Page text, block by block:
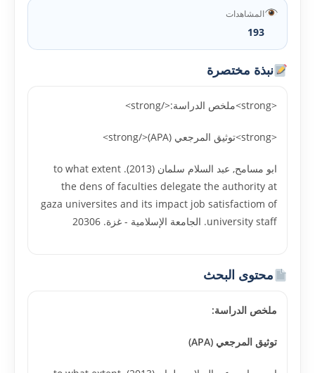
المشاهدات
193
نبذة مختصرة
<strong>ملخص الدراسة:</strong>
<strong>توثيق المرجعي (APA)</strong>
ابو مسامح, عبد السلام سلمان (2013). to what extent
the dens of faculties delegate the authority at
gaza universites and its impact job satisfactiom of
university staff. الجامعة الإسلامية - غزة. 20306
محتوى البحث
ملخص الدراسة:
توثيق المرجعي (APA)